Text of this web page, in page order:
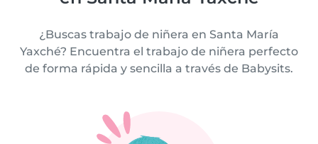
¿Buscas trabajo de niñera en Santa María
Yaxché? Encuentra el trabajo de niñera perfecto
de forma rápida y sencilla a través de Babysits.